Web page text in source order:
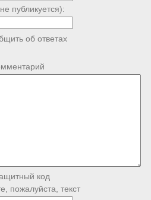
публикуется):
об ответах
пожалуйста, текст